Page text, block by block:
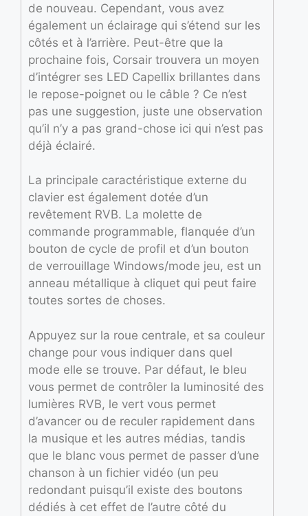
de nouveau. Cependant, vous avez
également un éclairage qui s’étend sur les
côtés et à l’arrière. Peut-être que la
prochaine fois, Corsair trouvera un moyen
d’intégrer ses LED Capellix brillantes dans
le repose-poignet ou le câble ? Ce n’est
pas une suggestion, juste une observation
qu’il n’y a pas grand-chose ici qui n’est pas
déjà éclairé.
La principale caractéristique externe du
clavier est également dotée d’un
revêtement RVB. La molette de
commande programmable, flanquée d’un
bouton de cycle de profil et d’un bouton
de verrouillage Windows/mode jeu, est un
anneau métallique à cliquet qui peut faire
toutes sortes de choses.
Appuyez sur la roue centrale, et sa couleur
change pour vous indiquer dans quel
mode elle se trouve. Par défaut, le bleu
vous permet de contrôler la luminosité des
lumières RVB, le vert vous permet
d’avancer ou de reculer rapidement dans
la musique et les autres médias, tandis
que le blanc vous permet de passer d’une
chanson à un fichier vidéo (un peu
redondant puisqu’il existe des boutons
dédiés à cet effet de l’autre côté du